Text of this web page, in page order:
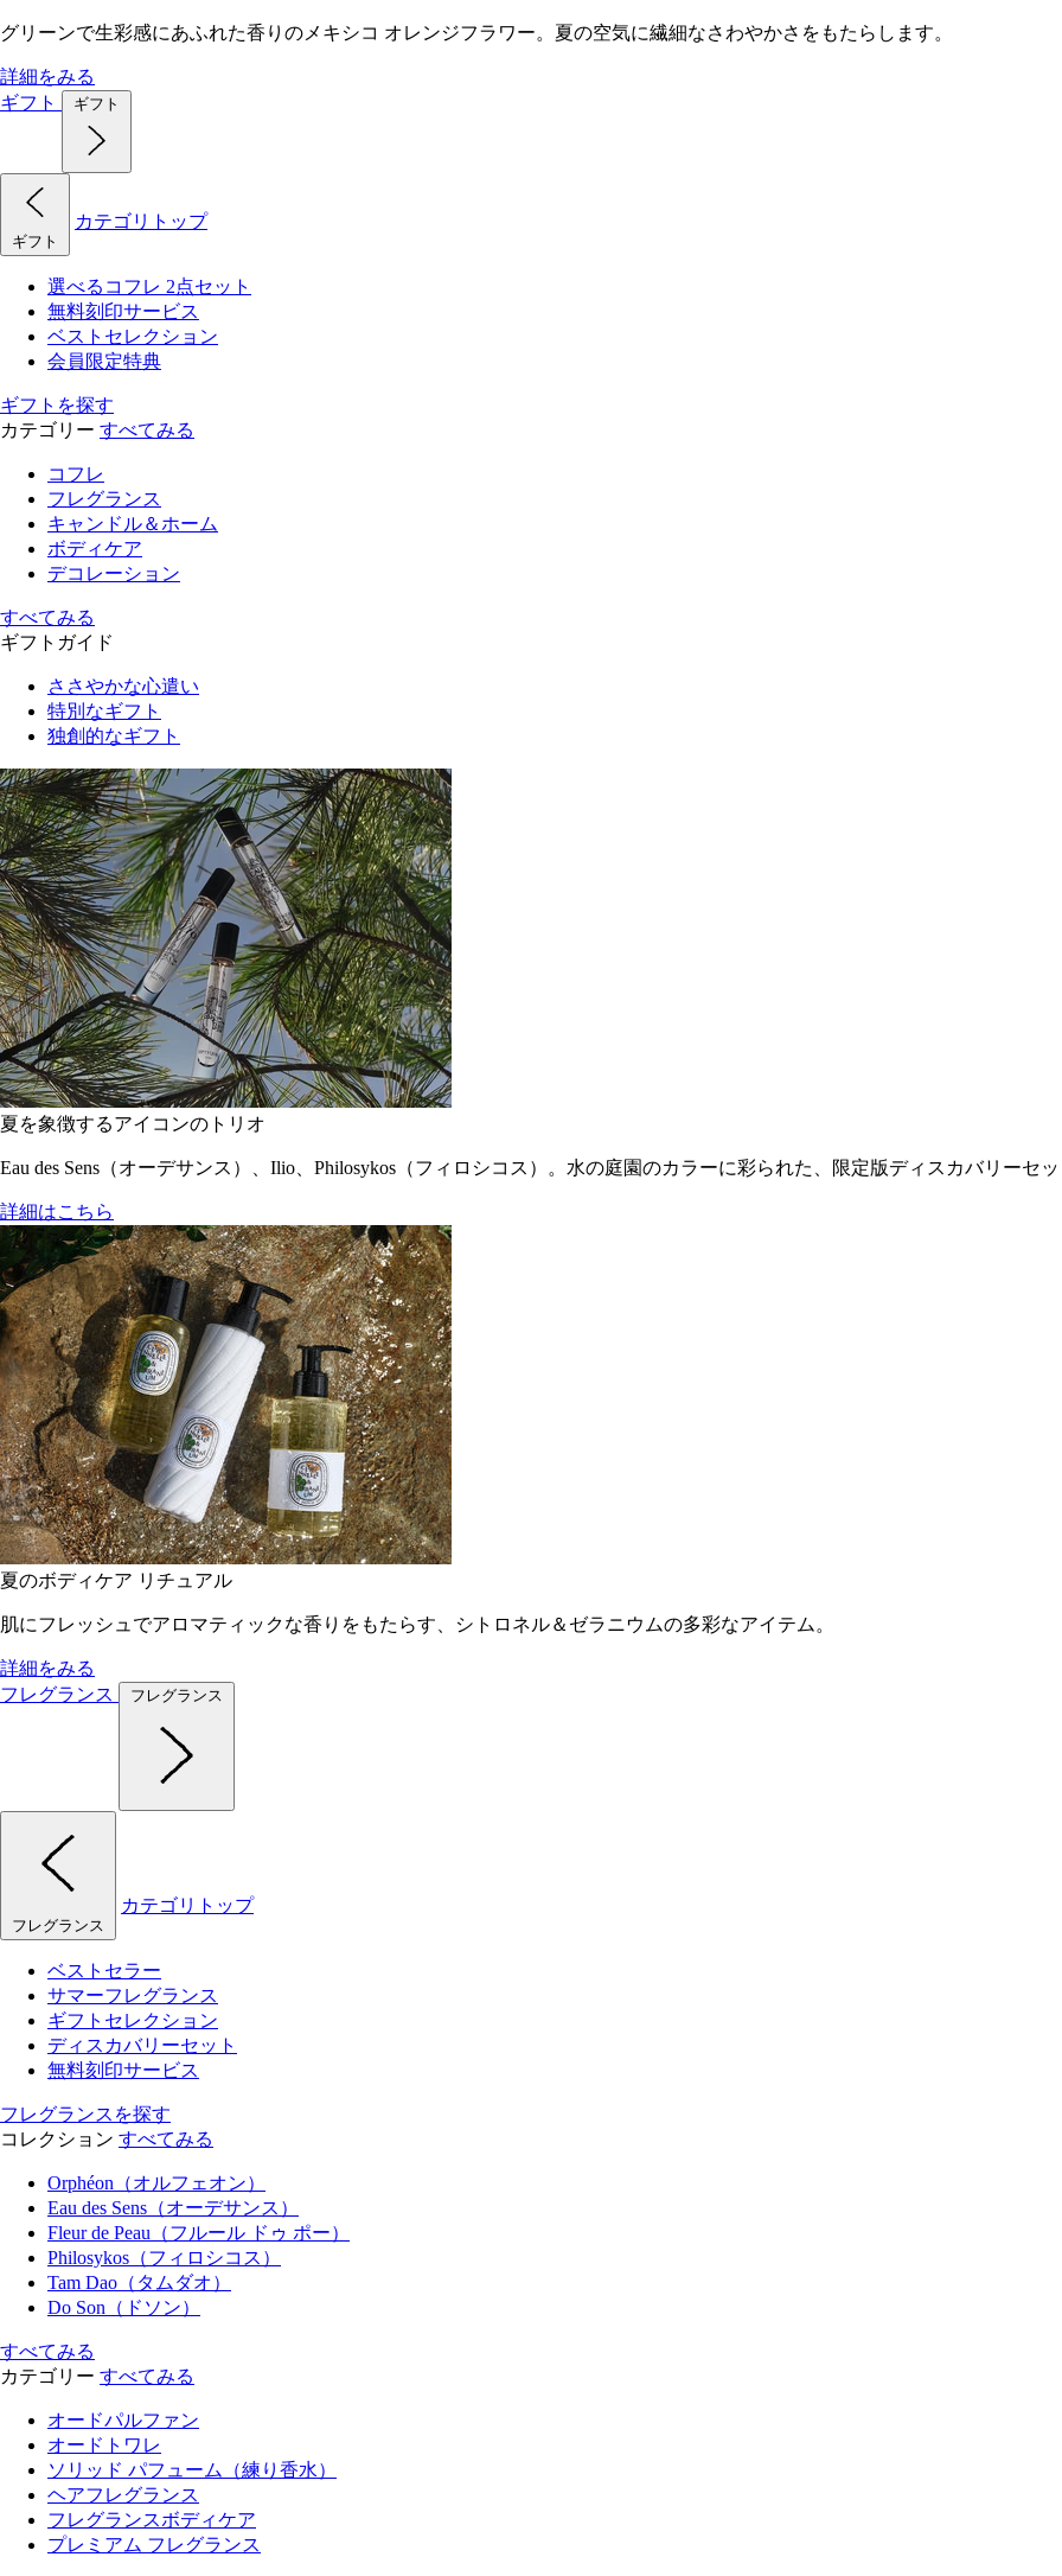
グリーンで生彩感にあふれた香りのメキシコ オレンジフラワー。夏の空気に繊細なさわやかさをもたらします。
詳細をみる
ギフト
ギフト
ギフト
カテゴリトップ
選べるコフレ 2点セット
無料刻印サービス
ベストセレクション
会員限定特典
ギフトを探す
カテゴリー すべてみる
コフレ
フレグランス
キャンドル＆ホーム
ボディケア
デコレーション
すべてみる
ギフトガイド
ささやかな心遣い
特別なギフト
独創的なギフト
夏を象徴するアイコンのトリオ
Eau des Sens（オーデサンス）、Ilio、Philosykos（フィロシコス）。水の庭園のカラーに彩られた、限定版ディスカバリーセ
詳細はこちら
夏のボディケア リチュアル
肌にフレッシュでアロマティックな香りをもたらす、シトロネル＆ゼラニウムの多彩なアイテム。
詳細をみる
フレグランス
フレグランス
フレグランス
カテゴリトップ
ベストセラー
サマーフレグランス
ギフトセレクション
ディスカバリーセット
無料刻印サービス
フレグランスを探す
コレクション すべてみる
Orphéon（オルフェオン）
Eau des Sens（オーデサンス）
Fleur de Peau（フルール ドゥ ポー）
Philosykos（フィロシコス）
Tam Dao（タムダオ）
Do Son（ドソン）
すべてみる
カテゴリー すべてみる
オードパルファン
オードトワレ
ソリッド パフューム（練り香水）
ヘアフレグランス
フレグランスボディケア
プレミアム フレグランス